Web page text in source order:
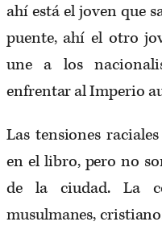
ahí está el joven que
puente, ahí el otro
une a los
enfrentar al Imperio
Las tensiones
en el libro, pero no
de la ciudad. La
musulmanes,